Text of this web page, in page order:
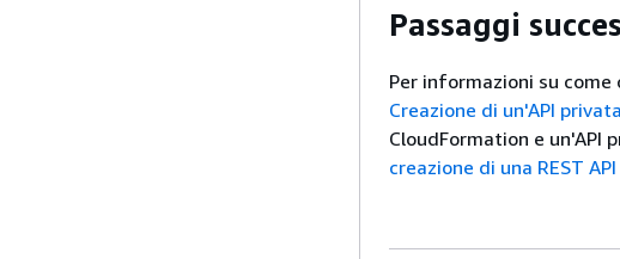
Passaggi
Per informazioni su come
Creazione di un'API privata
CloudFormation e un'API
creazione di una REST